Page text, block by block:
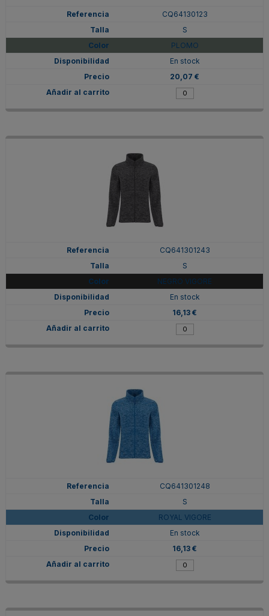
CQ64130123
S
PLOMO
En stock
20,07 €
CQ641301243
S
NEGRO VIGORE
En stock
16,13 €
CQ641301248
S
ROYAL VIGORE
En stock
16,13 €